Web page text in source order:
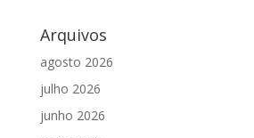
Arquivos
agosto 2026
julho 2026
junho 2026